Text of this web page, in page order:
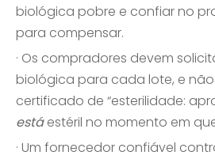
biológica pobre e confiar no
para compensar.
· Os compradores devem
biológica para cada lote, e
certificado de “esterilidade:
estáestéril no momento em
· Um fornecedor confiável